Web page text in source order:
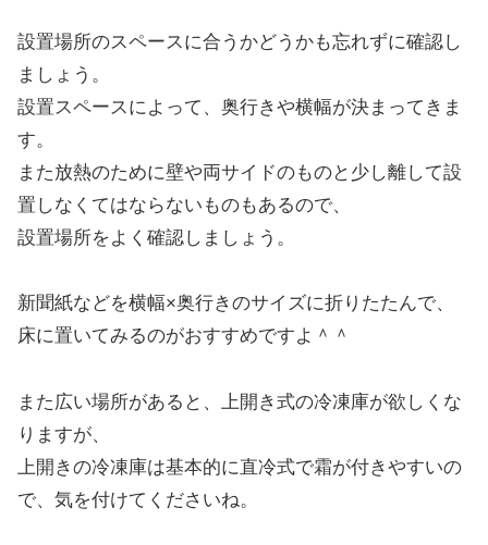
設置場所のスペースに合うかどうかも忘れずに確認し
ましょう。
設置スペースによって、奥行きや横幅が決まってきま
す。
また放熱のために壁や両サイドのものと少し離して設
置しなくてはならないものもあるので、
設置場所をよく確認しましょう。
新聞紙などを横幅×奥行きのサイズに折りたたんで、
床に置いてみるのがおすすめですよ＾＾
また広い場所があると、上開き式の冷凍庫が欲しくな
りますが、
上開きの冷凍庫は基本的に直冷式で霜が付きやすいの
で、気を付けてくださいね。